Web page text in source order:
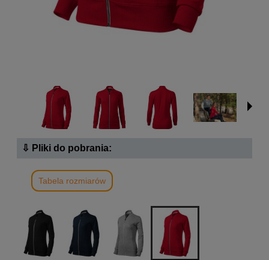
⇩ Pliki do pobrania:
Tabela rozmiarów